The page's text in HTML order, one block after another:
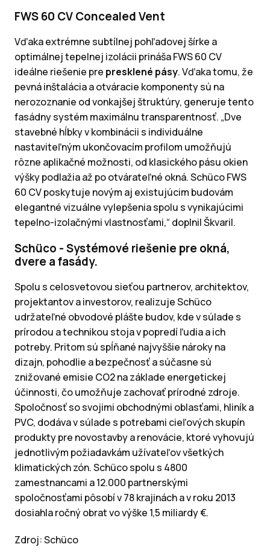
FWS 60 CV Concealed Vent
Vďaka extrémne subtílnej pohľadovej šírke a
optimálnej tepelnej izolácii prináša FWS 60 CV
ideálne riešenie pre presklené pásy. Vďaka tomu, že
pevná inštalácia a otváracie komponenty sú na
nerozoznanie od vonkajšej štruktúry, generuje tento
fasádny systém maximálnu transparentnosť. „Dve
stavebné hĺbky v kombinácii s individuálne
nastaviteľným ukončovacím profilom umožňujú
rôzne aplikačné možnosti, od klasického pásu okien
výšky podlažia až po otvárateľné okná. Schüco FWS
60 CV poskytuje novým aj existujúcim budovám
elegantné vizuálne vylepšenia spolu s vynikajúcimi
tepelno-izolačnými vlastnosťami,“ doplnil Škvaril.
Schüco - Systémové riešenie pre okná,
dvere a fasády.
Spolu s celosvetovou sieťou partnerov, architektov,
projektantov a investorov, realizuje Schüco
udržateľné obvodové plášte budov, kde v súlade s
prírodou a technikou stoja v popredí ľudia a ich
potreby. Pritom sú spĺňané najvyššie nároky na
dizajn, pohodlie a bezpečnosť a súčasne sú
znižované emisie CO2 na základe energetickej
účinnosti, čo umožňuje zachovať prírodné zdroje.
Spoločnosť so svojimi obchodnými oblasťami, hliník a
PVC, dodáva v súlade s potrebami cieľových skupín
produkty pre novostavby a renovácie, ktoré vyhovujú
jednotlivým požiadavkám užívateľov všetkých
klimatických zón. Schüco spolu s 4800
zamestnancami a 12.000 partnerskými
spoločnosťami pôsobí v 78 krajinách a v roku 2013
dosiahla ročný obrat vo výške 1,5 miliardy €.
Zdroj: Schüco